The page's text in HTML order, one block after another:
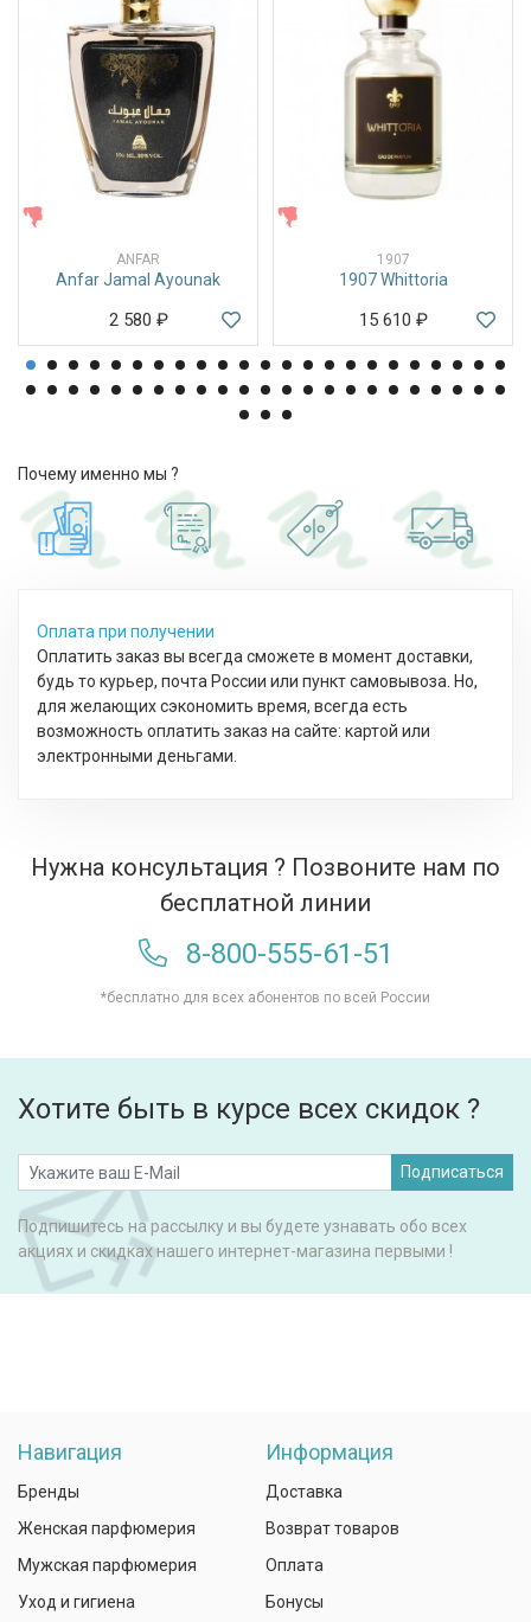
ANFAR
Anfar Jamal Ayounak
2 580 ₽
1907
1907 Whittoria
15 610 ₽
Почему именно мы ?
Оплата при получении
Оплатить заказ вы всегда сможете в момент доставки,
будь то курьер, почта России или пункт самовывоза. Но,
для желающих сэкономить время, всегда есть
возможность оплатить заказ на сайте: картой или
электронными деньгами.
Нужна консультация ? Позвоните нам по
бесплатной линии
8-800-555-61-51
*бесплатно для всех абонентов по всей России
Хотите быть в курсе всех скидок ?
Подписаться
Подпишитесь на рассылку и вы будете узнавать обо всех
акциях и скидках нашего интернет-магазина первыми !
Навигация
Бренды
Женская парфюмерия
Мужская парфюмерия
Уход и гигиена
Информация
Доставка
Возврат товаров
Оплата
Бонусы